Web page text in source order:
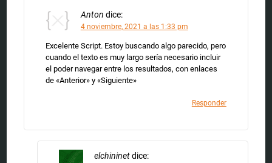
Anton dice:
4 noviembre, 2021 a las 1:33 pm
Excelente Script. Estoy buscando algo parecido, pero
cuando el texto es muy largo sería necesario incluir
el poder navegar entre los resultados, con enlaces
de «Anterior» y «Siguiente»
Responder
elchininetdice: